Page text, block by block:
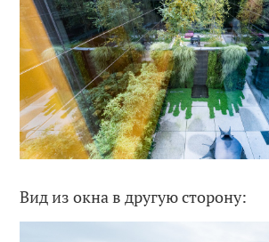
Вид из окна в другую сторону: